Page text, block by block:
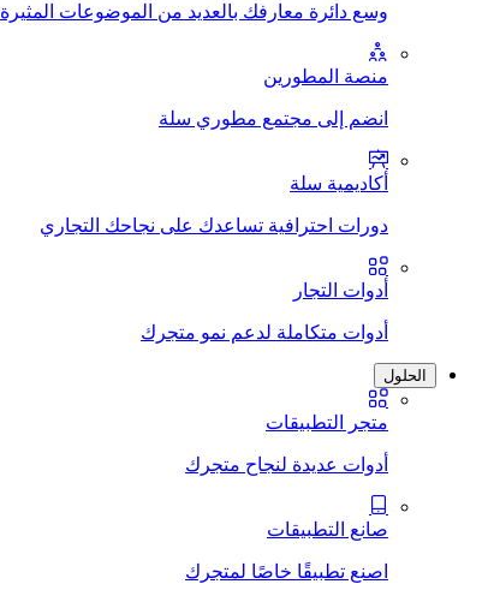
وسع دائرة معارفك بالعديد من الموضوعات المثيرة
منصة المطورين
انضم إلى مجتمع مطوري سلة
أكاديمية سلة
دورات احترافية تساعدك على نجاحك التجاري
أدوات التجار
أدوات متكاملة لدعم نمو متجرك
الحلول
متجر التطبيقات
أدوات عديدة لنجاح متجرك
صانع التطبيقات
اصنع تطبيقًا خاصًا لمتجرك